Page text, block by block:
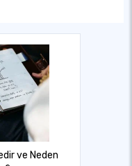
ve Neden